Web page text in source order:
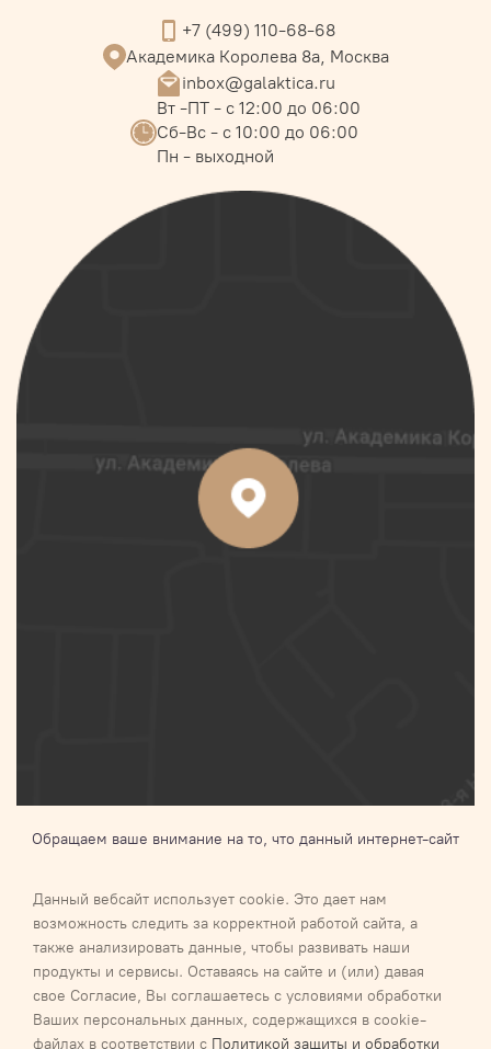
Данный вебсайт использует cookie. Это дает нам
возможность следить за корректной работой сайта, а
также анализировать данные, чтобы развивать наши
продукты и сервисы. Оставаясь на сайте и (или) давая
свое Согласие, Вы соглашаетесь с условиями обработки
Ваших персональных данных, содержащихся в cookie-
файлах в соответствии с Политикой защиты и обработки
+7 (499) 110-68-68
Академика Королева 8а, Москва
inbox@galaktica.ru
Вт -ПТ - с 12:00 до 06:00
Сб-Вс - с 10:00 до 06:00
Пн - выходной
Обращаем ваше внимание на то, что данный интернет-сайт
определяемой положениями Статьи 437 п.2 Гражданского
кодекса Российской Федерации.Для получения подробной
информации о наличии и стоимости указанных товаров и (или)
услуг, пожалуйста, обращайтесь к менеджеру
Галактика 2027Карта сайта